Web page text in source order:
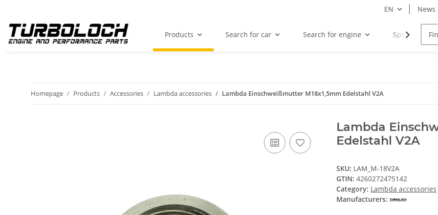
EN News
Products Search for car Search for engine Special offers
Homepage Products Accessories Lambda accessories Lambda Einschweißmutter M18x1,5mm Edelstahl V2A
Lambda
Edelstahl V2A
SKU: LAM_M-18V2A
GTIN: 4260272475142
Category: Lambda accessories
Manufacturers: